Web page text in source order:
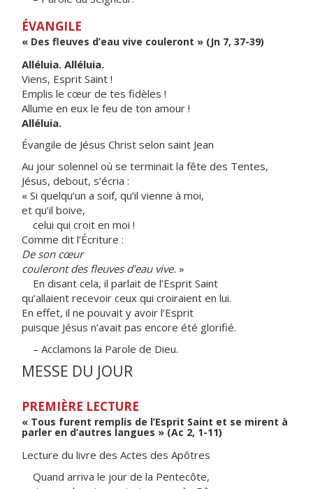
ÉVANGILE
« Des fleuves d’eau vive couleront » (Jn 7, 37-39)
Alléluia. Alléluia.
Viens, Esprit Saint !
Emplis le cœur de tes fidèles !
Allume en eux le feu de ton amour !
Alléluia.
Évangile de Jésus Christ selon saint Jean
Au jour solennel où se terminait la fête des Tentes,
Jésus, debout, s’écria :
« Si quelqu’un a soif, qu’il vienne à moi,
et qu’il boive,
celui qui croit en moi !
Comme dit l’Écriture :
De son cœur
couleront des fleuves d’eau vive. »
En disant cela, il parlait de l’Esprit Saint
qu’allaient recevoir ceux qui croiraient en lui.
En effet, il ne pouvait y avoir l’Esprit
puisque Jésus n’avait pas encore été glorifié.
– Acclamons la Parole de Dieu.
MESSE DU JOUR
PREMIÈRE LECTURE
« Tous furent remplis de l’Esprit Saint et se mirent à
parler en d’autres langues » (Ac 2, 1-11)
Lecture du livre des Actes des Apôtres
Quand arriva le jour de la Pentecôte,